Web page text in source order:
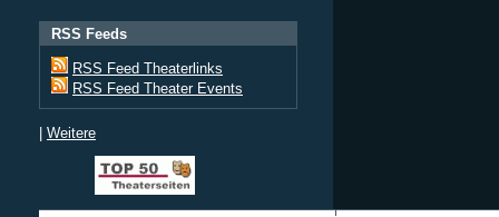
RSS Feeds
RSS Feed Theaterlinks
RSS Feed Theater Events
| Weitere